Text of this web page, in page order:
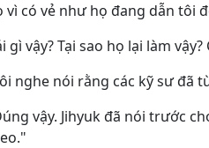
vì có vẻ như họ đang dẫn tôi
gì vậy? Tại sao họ lại làm
nghe nói rằng các kỹ sư đã
vậy. Jihyuk đã nói trước